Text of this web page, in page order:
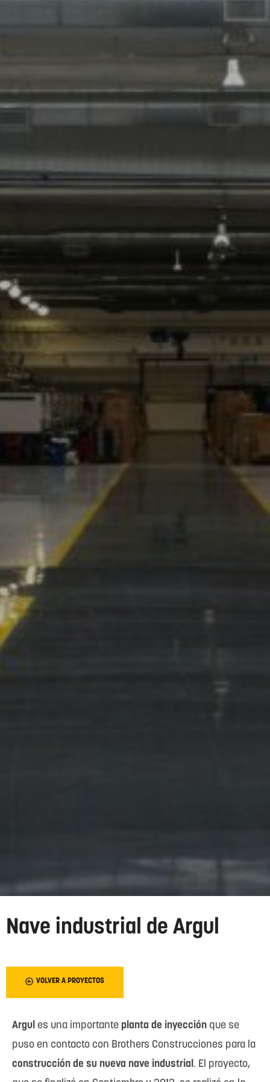
Nave industrial de Argul
VOLVER A PROYECTOS
Argul es una importante planta de inyección que se
puso en contacto con Brothers Construcciones para la
construcción de su nueva nave industrial . El proyecto,